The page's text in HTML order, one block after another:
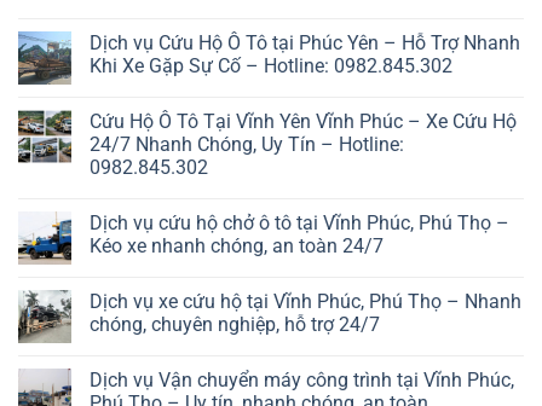
Dịch vụ Cứu Hộ Ô Tô tại Phúc Yên – Hỗ Trợ Nhanh
Khi Xe Gặp Sự Cố – Hotline: 0982.845.302
Cứu Hộ Ô Tô Tại Vĩnh Yên Vĩnh Phúc – Xe Cứu Hộ
24/7 Nhanh Chóng, Uy Tín – Hotline:
0982.845.302
Dịch vụ cứu hộ chở ô tô tại Vĩnh Phúc, Phú Thọ –
Kéo xe nhanh chóng, an toàn 24/7
Dịch vụ xe cứu hộ tại Vĩnh Phúc, Phú Thọ – Nhanh
chóng, chuyên nghiệp, hỗ trợ 24/7
Dịch vụ Vận chuyển máy công trình tại Vĩnh Phúc,